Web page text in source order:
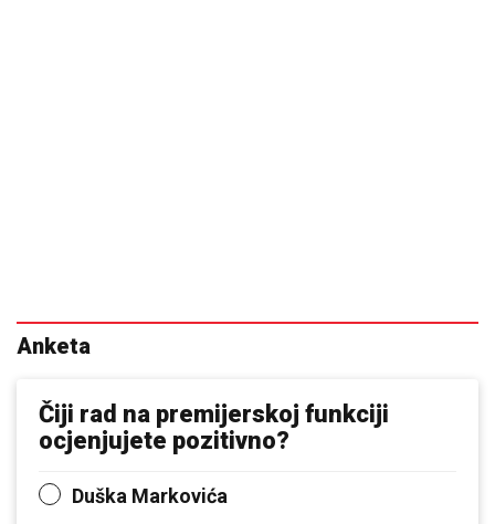
Anketa
Čiji rad na premijerskoj funkciji
ocjenjujete pozitivno?
Duška Markovića